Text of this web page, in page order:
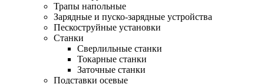
Трапы напольные
Зарядные и пуско-зарядные устройства
Пескоструйные установки
Станки
Сверлильные станки
Токарные станки
Заточные станки
Подставки осевые